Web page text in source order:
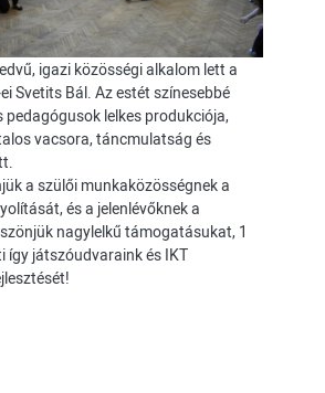
igazi közösségi alkalom lett a
Svetits Bál. Az estét színesebbé
pedagógusok lelkes produkciója,
vacsora, táncmulatság és
a szülői munkaközösségnek a
és a jelenlévőknek a
nagylelkű támogatásukat, 1
így játszóudvaraink és IKT